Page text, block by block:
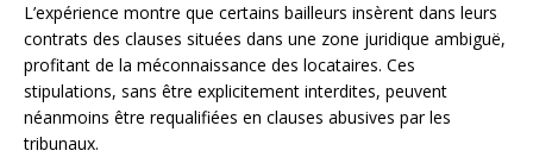
L’expérience montre que certains bailleurs insèrent dans leurs
contrats des clauses situées dans une zone juridique ambiguë,
profitant de la méconnaissance des locataires. Ces
stipulations, sans être explicitement interdites, peuvent
néanmoins être requalifiées en clauses abusives par les
tribunaux.